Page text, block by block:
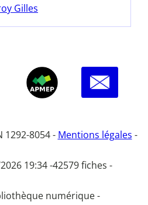
Gilles
1292-8054 - Mentions légales -
19:34 -42579 fiches -
numérique -